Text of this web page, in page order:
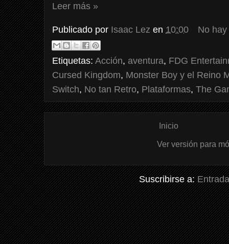
Leer más »
Publicado por Isaac Lez en 10:00 No
Etiquetas: Acción, aventura, FDG
Cursed Kingdom, Monster Boy y el Reino
Switch, No tan Retro, Plataformas, The
Inicio
Ver versión para
Suscribirse a: